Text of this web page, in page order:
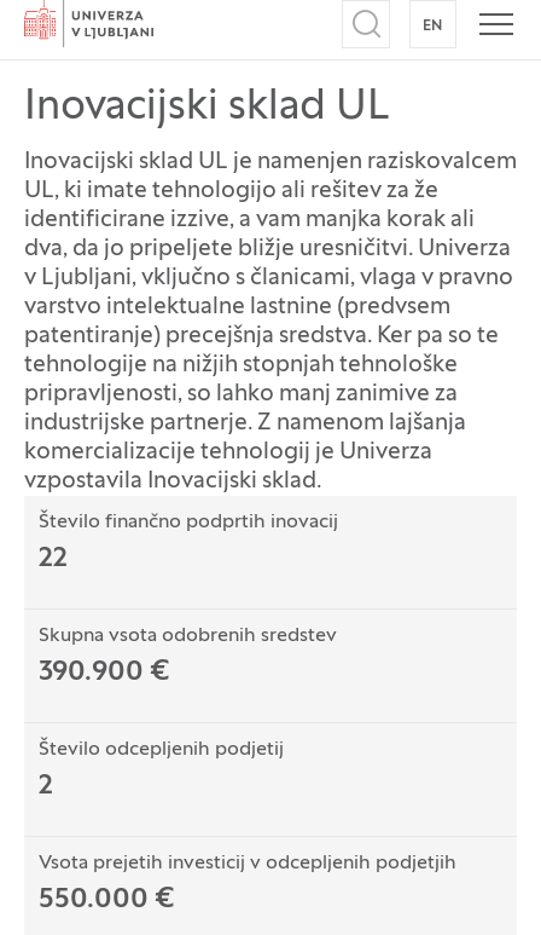
Domov
Odpri iskalnik
EN NA
Inovacijski sklad UL
Inovacijski sklad UL je namenjen raziskovalcem
UL, ki imate tehnologijo ali rešitev za že
identificirane izzive, a vam manjka korak ali
dva, da jo pripeljete bližje uresničitvi. Univerza
v Ljubljani, vključno s članicami, vlaga v pravno
varstvo intelektualne lastnine (predvsem
patentiranje) precejšnja sredstva. Ker pa so te
tehnologije na nižjih stopnjah tehnološke
pripravljenosti, so lahko manj zanimive za
industrijske partnerje. Z namenom lajšanja
komercializacije tehnologij je Univerza
vzpostavila Inovacijski sklad.
Podatki
Število finančno podprtih inovacij
22
Skupna vsota odobrenih sredstev
390.900 €
Število odcepljenih podjetij
2
Vsota prejetih investicij v odcepljenih podjetjih
550.000 €